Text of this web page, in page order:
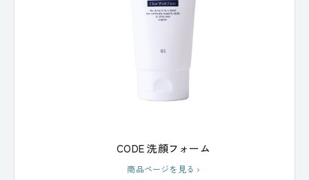
CODE 洗顔フォーム
商品ページを見る ›